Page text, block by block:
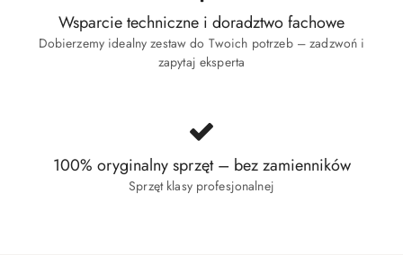
Wsparcie techniczne i doradztwo fachowe
Dobierzemy idealny zestaw do Twoich potrzeb – zadzwoń i
zapytaj eksperta
100% oryginalny sprzęt – bez zamienników
Sprzęt klasy profesjonalnej